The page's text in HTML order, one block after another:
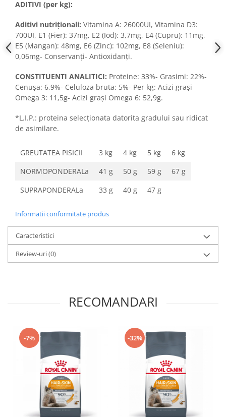
ADITIVI (per kg):
Aditivi nutriţionali: Vitamina A: 26000UI, Vitamina D3:
700UI, E1 (Fier): 37mg, E2 (Iod): 3,7mg, E4 (Cupru): 11mg,
E5 (Mangan): 48mg, E6 (Zinc): 102mg, E8 (Seleniu):
0,06mg- Conservanţi- Antioxidanţi.
CONSTITUENTI ANALITICI: Proteine: 33%- Grasimi: 22%-
Cenuşa: 6,9%- Celuloza bruta: 5%- Per kg: Acizi graşi
Omega 3: 11,5g- Acizi graşi Omega 6: 52,9g.
*L.I.P.: proteina selecţionata datorita gradului sau ridicat
de asimilare.
GREUTATEA PISICII 3 kg 4 kg 5 kg
6 kg
NORMOPONDERALa
41 g 50 g 59 g
67 g
SUPRAPONDERALa
33 g 40 g 47 g
Informatii conformitate produs
Caracteristici
Review-uri(0)
RECOMANDARI
-7% -32%